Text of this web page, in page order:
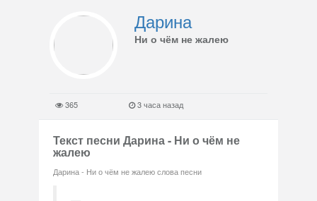
Дарина
Ни о чём не жалею
365 3 часа назад
Текст песни Дарина - Ни о чём не
жалею
Дарина - Ни о чём не жалею слова песни